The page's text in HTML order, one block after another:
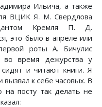
Ильича, а также
ВЦИК Я. М. Свердлова
Кремля П. Д.
это было в апреле или
роты А. Бичулис
время дежурства у
и читают книги. Я
к себе часовых. В
на посту так делать не